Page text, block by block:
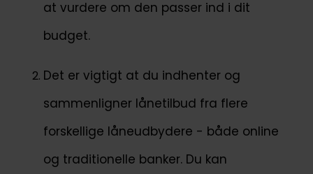
at vurdere om den passer ind i dit
budget.
Det er vigtigt at du indhenter og
sammenligner lånetilbud fra flere
forskellige låneudbydere - både online
og traditionelle banker. Du kan